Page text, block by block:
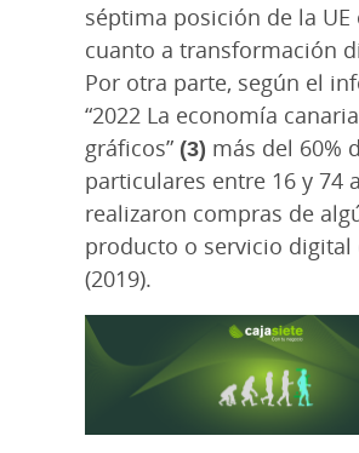
séptima posición de la UE
cuanto a transformación
Por otra parte, según el
“2022 La economía
gráficos” (3) más del 60%
particulares entre 16 y 74
realizaron compras de
producto o servicio digital
(2019).